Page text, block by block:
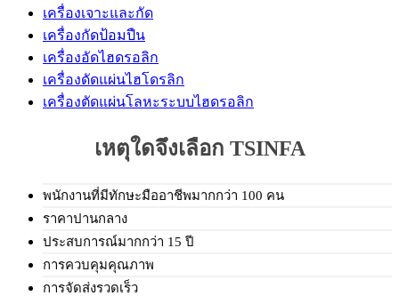
เครื่องเจาะและกัด
เครื่องกัดป้อมปืน
เครื่องอัดไฮดรอลิก
เครื่องดัดแผ่นไฮโดรลิก
เครื่องตัดแผ่นโลหะระบบไฮดรอลิก
เหตุใดจึงเลือก TSINFA
พนักงานที่มีทักษะมืออาชีพมากกว่า 100 คน
ราคาปานกลาง
ประสบการณ์มากกว่า 15 ปี
การควบคุมคุณภาพ
การจัดส่งรวดเร็ว